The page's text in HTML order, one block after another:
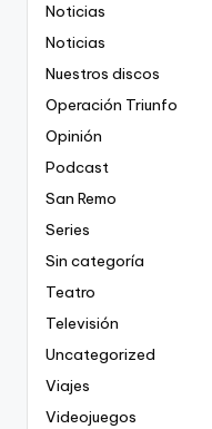
Noticias
Noticias
Nuestros discos
Operación Triunfo
Opinión
Podcast
San Remo
Series
Sin categoría
Teatro
Televisión
Uncategorized
Viajes
Videojuegos